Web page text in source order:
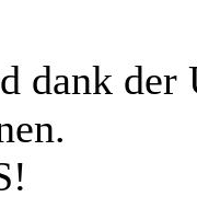
dank der